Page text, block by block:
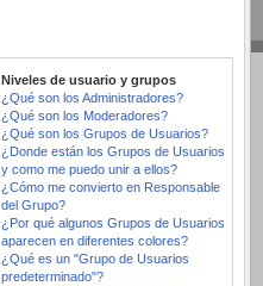
Niveles de usuario y grupos
¿Qué son los Administradores?
¿Qué son los Moderadores?
¿Qué son los Grupos de Usuarios?
¿Donde están los Grupos de Usuarios
y como me puedo unir a ellos?
¿Cómo me convierto en Responsable
del Grupo?
¿Por qué algunos Grupos de Usuarios
aparecen en diferentes colores?
¿Qué es un "Grupo de Usuarios
predeterminado"?